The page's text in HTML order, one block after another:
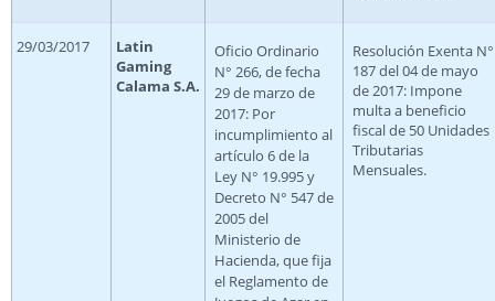
29/03/2017
Latin
Gaming
Calama S.A.
Oficio Ordinario
N° 266, de fecha
29 de marzo de
2017: Por
incumplimiento al
artículo 6 de la
Ley N° 19.995 y
Decreto N° 547 de
2005 del
Ministerio de
Hacienda, que fija
el Reglamento de
Resolución Exenta N°
187 del 04 de mayo
de 2017: Impone
multa a beneficio
fiscal de 50 Unidades
Tributarias
Mensuales.